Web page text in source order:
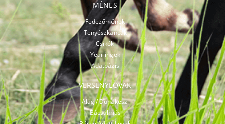
MÉNES
Fedezőmének
Tenyészkancák
Csikók
Yearlingek
Adatbázis
VERSENYLOVAK
Alag / Dunakeszi
Bácsalmás